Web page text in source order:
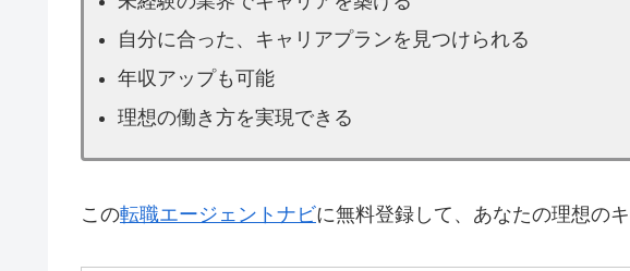
自分に合った、キャリアプランを見つけられる
年収アップも可能
理想の働き方を実現できる
この転職エージェントナビに無料登録して、あなたの理想の